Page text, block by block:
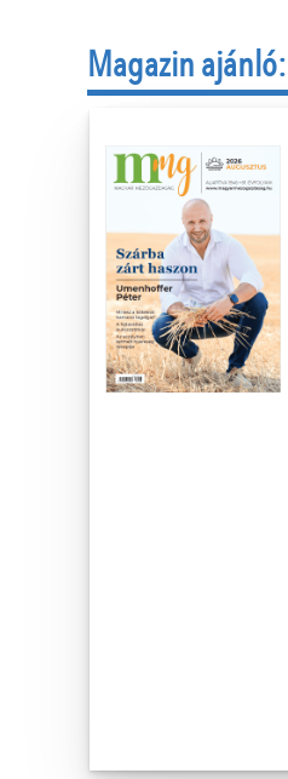
Magazin ajánló: